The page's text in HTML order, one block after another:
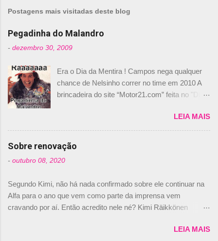
n
t
r
i
o
Postagens mais visitadas deste blog
Pegadinha do Malandro
- dezembro 30, 2009
Era o Dia da Mentira ! Campos nega qualquer
chance de Nelsinho correr no time em 2010 A
brincadeira do site “Motor21.com” feita no "Día
de abril –, afirmando que Nelson Piquet havia
comprado 15% das ações da Campos, dando,
com isso, um lugar no time a Nelsinho Piquet,
foi esclarecida de uma vez por todas por
Daniele Audetto, diretor da escuderia. O
não será o companheiro de Bruno Senna em
2010. "Na verdade, nós recebemos uma oferta
de Piquet", admitiu Audetto. “Mas depois de ter
dois brasileiros”, explicou, dizendo ainda que
LEIA MAIS
Sobre renovação
- outubro 08, 2020
Segundo Kimi, não há nada confirmado sobre ele continuar na
Alfa para o ano que vem como parte da imprensa vem
cravando por aí. Então acredito nele né? Kimi Räikkönen
truth but I’ve never had an option in my contract so that’sLEIA MAIS